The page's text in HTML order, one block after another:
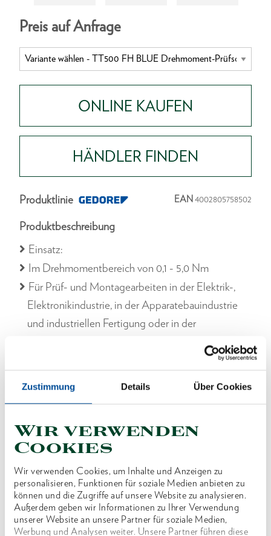
Zustimmung Details Über Cookies
Wir verwenden
Cookies
Wir verwenden Cookies, um Inhalte und Anzeigen zu
personalisieren, Funktionen für soziale Medien anbieten zu
können und die Zugriffe auf unsere Website zu analysieren.
Außerdem geben wir Informationen zu Ihrer Verwendung
unserer Website an unsere Partner für soziale Medien,
Werbung und Analysen weiter. Unsere Partner führen diese
Preis auf Anfrage
ONLINE KAUFEN
HÄNDLER FINDEN
Produktlinie EAN 4002805758502
Produktbeschreibung
Einsatz:
Im Drehmomentbereich von 0,1 - 5,0 Nm
Für Prüf- und Montagearbeiten in der Elektrik-,
Elektronikindustrie, in der Apparatebauindustrie
und industriellen Fertigung oder in der
Anzeigender Drehmoment-Prüfschrauber - mit
von 1/4" Bits nach DIN 3126 - C 6,3
Anzeigegenauigkeit: +/- 6 %Toleranz vom
angezeigten Wert
Klassifizierung nach DIN EN ISO 6789 Typ I
Klasse D
Für den kontrollierten Rechts- und Linksanzug